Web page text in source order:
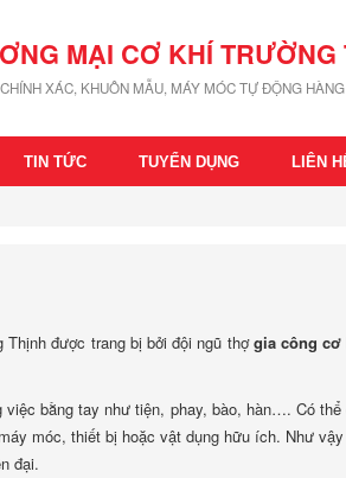
MẠI CƠ KHÍ TRƯỜNG
XÁC, KHUÔN MẪU, MÁY MÓC TỰ ĐỘNG
TIN TỨC TUYỂN DỤNG LIÊN
được trang bị bởi đội ngũ thợgia công cơ
bằng tay như tiện, phay, bào, hàn…. Có thể
móc, thiết bị hoặc vật dụng hữu ích. Như
đại.